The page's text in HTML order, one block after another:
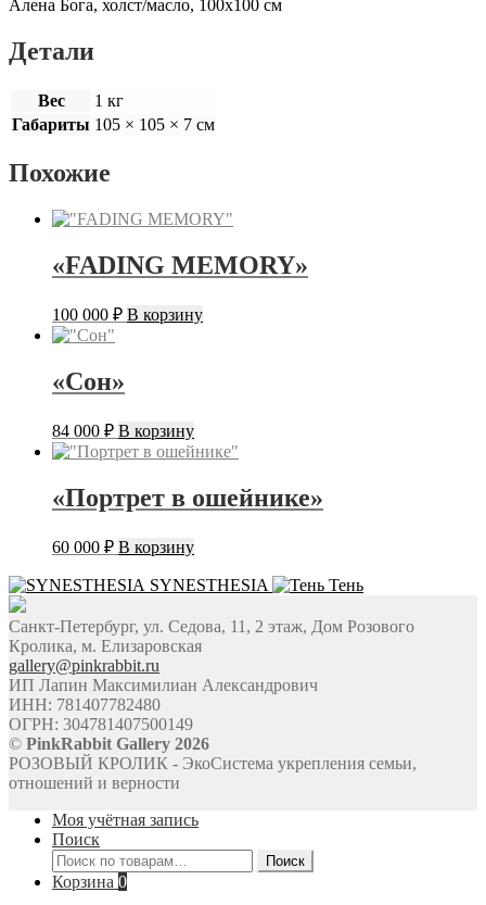
Алена Бога, холст/масло, 100х100 см
Детали
Вес
1 кг
Габариты 105 × 105 × 7 см
Похожие
«FADING MEMORY»
100 000 ₽ В корзину
«Сон»
84 000 ₽ В корзину
«Портрет в ошейнике»
60 000 ₽ В корзину
SYNESTHESIA Тень
Санкт-Петербург, ул. Седова, 11, 2 этаж, Дом Розового
Кролика, м. Елизаровская
gallery@pinkrabbit.ru
ИП Лапин Максимилиан Александрович
ИНН: 781407782480
ОГРН: 304781407500149
© PinkRabbit Gallery 2026
РОЗОВЫЙ КРОЛИК - ЭкоСистема укрепления семьи,
отношений и верности
Моя учётная запись
Поиск
Искать:
Поиск
Корзина 0